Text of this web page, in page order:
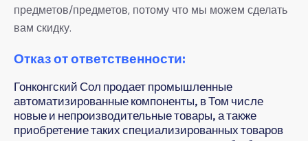
предметов/предметов, потому что мы можем сделать
вам скидку.
Отказ от ответственности:
Гонконгский Сол продает промышленные
автоматизированные компоненты, в Том числе
новые и непроизводительные товары, а также
приобретение таких специализированных товаров